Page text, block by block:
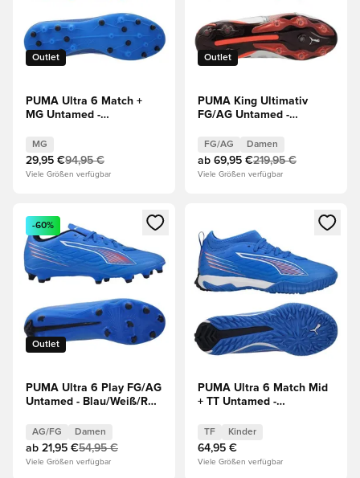
Outlet
PUMA Ultra 6 Match +
MG Untamed -
MG
29,95 €94,95 €
Viele Größen verfügbar
Outlet
PUMA King Ultimativ
FG/AG Untamed -
Damen
FG/AG Damen
ab 69,95 €219,95 €
Viele Größen verfügbar
Öffnet ein neues Fenster zum Anmelden oder Registrieren
Outlet
-60%
PUMA Ultra 6 Play FG/AG
Untamed - Blau/Weiß/Rot
AG/FG Damen
ab 21,95 €54,95 €
Viele Größen verfügbar
Öffnet ein neues Fenster
PUMA Ultra 6 Match Mid
+ TT Untamed -
TF Kinder
64,95 €
Viele Größen verfügbar